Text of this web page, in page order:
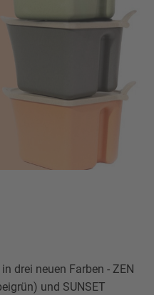
drei neuen Farben - ZEN
und SUNSET